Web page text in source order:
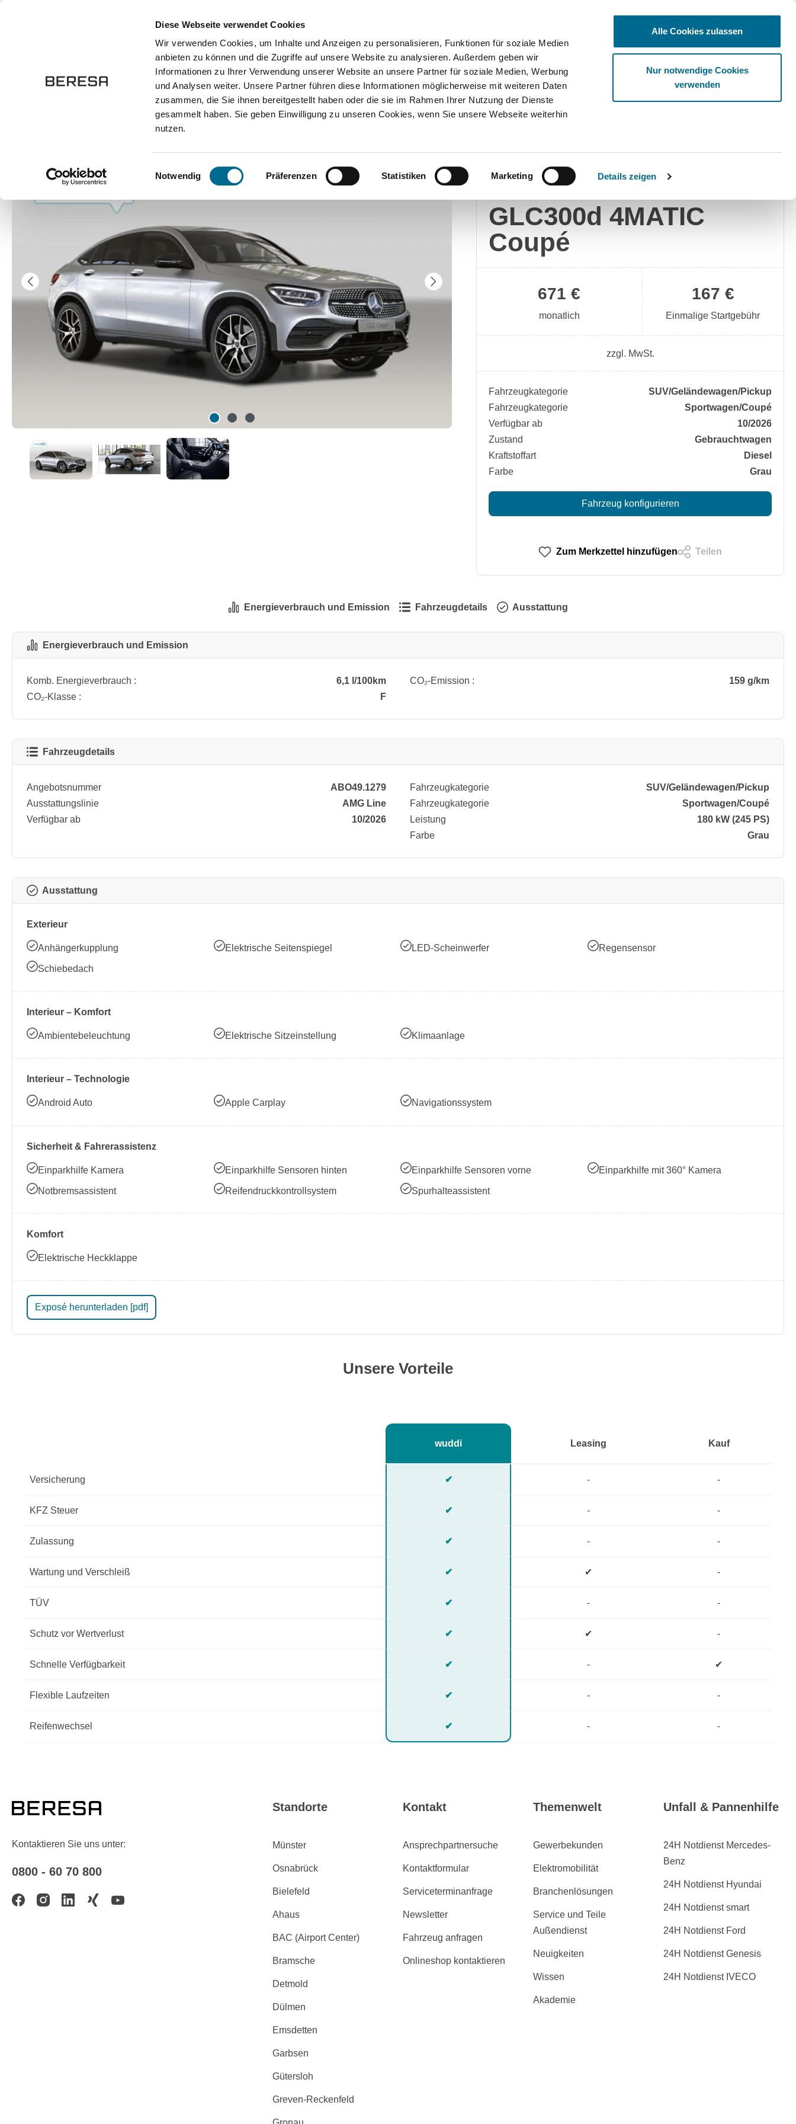
Diese Webseite verwendet Cookies
Wir verwenden Cookies, um Inhalte und Anzeigen zu personalisieren, Funktionen für soziale Medien
anbieten zu können und die Zugriffe auf unsere Website zu analysieren. Außerdem geben wir
Informationen zu Ihrer Verwendung unserer Website an unsere Partner für soziale Medien, Werbung
und Analysen weiter. Unsere Partner führen diese Informationen möglicherweise mit weiteren Daten
zusammen, die Sie ihnen bereitgestellt haben oder die sie im Rahmen Ihrer Nutzung der Dienste
gesammelt haben. Sie geben Einwilligung zu unseren Cookies, wenn Sie unsere Webseite weiterhin
nutzen.
Einwilligungsauswahl
Notwendig Präferenzen Statistiken Marketing Details zeigen
Alle Cookies zulassen
Nur notwendige Cookies
verwenden
Onlineshop
Sportwagen / Coupé
Mercedes-Benz
Mercedes-Benz
GLC300d 4MATIC
Coupé
167 €
Einmalige Startgebühr
671 €
monatlich
zzgl. MwSt.
Fahrzeugkategorie
SUV/​Geländewagen/​Pickup
Fahrzeugkategorie
Sportwagen/​Coupé
Verfügbar ab
10/2026
Zustand
Gebrauchtwagen
Kraftstoffart
Diesel
Farbe
Grau
Fahrzeug konfigurieren
Zum Merkzettel hinzufügen Teilen
Energieverbrauch und Emission Fahrzeugdetails Ausstattung
Energieverbrauch und Emission
Komb. Energieverbrauch : 6,1 l/100km CO₂-Emission :
159 g/km
CO₂-Klasse :
F
Fahrzeugdetails
Angebotsnummer
ABO49.1279
Ausstattungslinie
AMG Line
Verfügbar ab
10/2026
Fahrzeugkategorie
SUV/​Geländewagen/​Pickup
Fahrzeugkategorie
Sportwagen/​Coupé
Leistung
180 kW (245 PS)
Farbe
Grau
Ausstattung
Exterieur
Anhängerkupplung Elektrische Seitenspiegel LED-Scheinwerfer Regensensor
Schiebedach
Interieur – Komfort
Ambientebeleuchtung Elektrische Sitzeinstellung Klimaanlage
Interieur – Technologie
Android Auto Apple Carplay Navigationssystem
Sicherheit & Fahrerassistenz
Einparkhilfe Kamera Einparkhilfe Sensoren hinten Einparkhilfe Sensoren vorne Einparkhilfe mit 360° Kamera
Notbremsassistent Reifendruckkontrollsystem Spurhalteassistent
Komfort
Elektrische Heckklappe
Exposé herunterladen [pdf]
Unsere Vorteile
wuddi Leasing Kauf
Versicherung ✔ - -
KFZ Steuer ✔ - -
Zulassung ✔ - -
Wartung und Verschleiß ✔ ✔ -
TÜV ✔ - -
Schutz vor Wertverlust ✔ ✔ -
Schnelle Verfügbarkeit ✔ - ✔
Flexible Laufzeiten ✔ - -
Reifenwechsel ✔ - -
Kontaktieren Sie uns unter:
0800 - 60 70 800
Standorte
Münster
Osnabrück
Bielefeld
Ahaus
BAC (Airport Center)
Bramsche
Detmold
Dülmen
Emsdetten
Garbsen
Gütersloh
Greven-Reckenfeld
Kontakt
Ansprechpartnersuche
Kontaktformular
Serviceterminanfrage
Newsletter
Fahrzeug anfragen
Onlineshop kontaktieren
Themenwelt
Gewerbekunden
Elektromobilität
Branchenlösungen
Service und Teile
Außendienst
Neuigkeiten
Wissen
Akademie
Unfall & Pannenhilfe
24H Notdienst Mercedes-
Benz
24H Notdienst Hyundai
24H Notdienst smart
24H Notdienst Ford
24H Notdienst Genesis
24H Notdienst IVECO